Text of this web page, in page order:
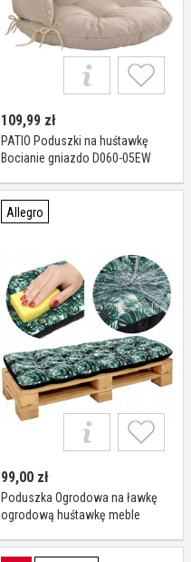
109,99 zł
PATIO Poduszki na huśtawkę
Bocianie gniazdo D060-05EW
Allegro
99,00 zł
Poduszka Ogrodowa na ławkę
ogrodową huśtawkę meble